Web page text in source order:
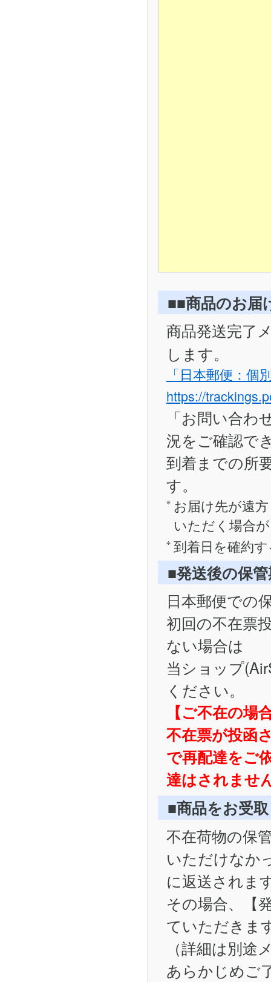
■■商品のお届
商品発送完了
します。
「日本郵便：個
https://
「お問い合
況をご確認で
到着までの所
す。
お届け先が遠
いただく場合
到着日を確約
■発送後の保
日本郵便での
初回の不在票
ない場合は
当ショップ
ください。
【ご不在の場
不在票が投函
で再配達をご
達はされませ
■商品をお受
不在荷物の保
いただけなか
に返送されま
その場合、【
ていただきま
（詳細は別
あらかじめご